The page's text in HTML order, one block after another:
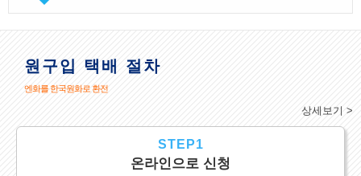
원구입 택배 절차
엔화를 한국원화로 환전
상세보기 >
STEP1
온라인으로 신청